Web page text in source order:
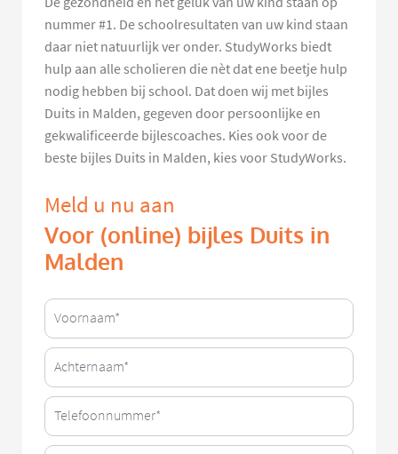
nummer #1. De schoolresultaten van uw kind staan
daar niet natuurlijk ver onder. StudyWorks biedt
hulp aan alle scholieren die nèt dat ene beetje hulp
nodig hebben bij school. Dat doen wij met bijles
Duits in Malden, gegeven door persoonlijke en
gekwalificeerde bijlescoaches. Kies ook voor de
beste bijles Duits in Malden, kies voor StudyWorks.
Meld u nu aan
Voor (online) bijles Duits in
Malden